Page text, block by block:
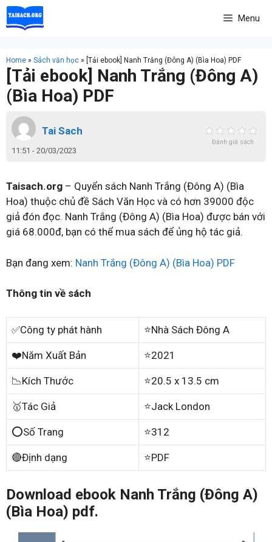
Skip
to
Menu
Home » Sách văn học » [Tải ebook] Nanh Trắng (Đông A) (Bìa Hoa) PDF
[Tải ebook] Nanh Trắng (Đông A)
(Bìa Hoa) PDF
Tai Sach
11:51 - 20/03/2023
Đánh giá sách
Taisach.org – Quyển sách Nanh Trắng (Đông A) (Bìa
Hoa) thuộc chủ đề Sách Văn Học và có hơn 39000 độc
giả đón đọc. Nanh Trắng (Đông A) (Bìa Hoa) được bán với
giá 68.000đ, bạn có thể mua sách để ủng hộ tác giả.
Bạn đang xem: Nanh Trắng (Đông A) (Bìa Hoa) PDF
Thông tin về sách
✅Công ty phát hành ⭐Nhà Sách Đông A
❤️Năm Xuất Bản ⭐2021
📉Kích Thước ⭐20.5 x 13.5 cm
🥇Tác Giả ⭐Jack London
⭕Số Trang ⭐312
🔴Định dạng ⭐PDF
Download ebook Nanh Trắng (Đông A)
(Bìa Hoa) pdf.